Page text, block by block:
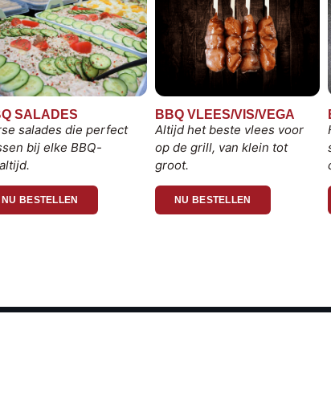
SALADES
salades die perfect
bij elke BBQ-
NU BESTELLEN
BBQ VLEES/VIS/VEGA
Altijd het beste vlees voor
op de grill, van klein tot
groot.
NU BESTELLEN